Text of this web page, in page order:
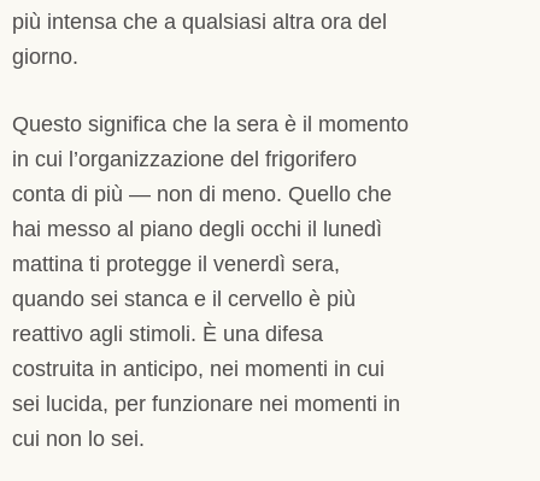
più intensa che a qualsiasi altra ora del
giorno.
Questo significa che la sera è il momento
in cui l’organizzazione del frigorifero
conta di più — non di meno. Quello che
hai messo al piano degli occhi il lunedì
mattina ti protegge il venerdì sera,
quando sei stanca e il cervello è più
reattivo agli stimoli. È una difesa
costruita in anticipo, nei momenti in cui
sei lucida, per funzionare nei momenti in
cui non lo sei.